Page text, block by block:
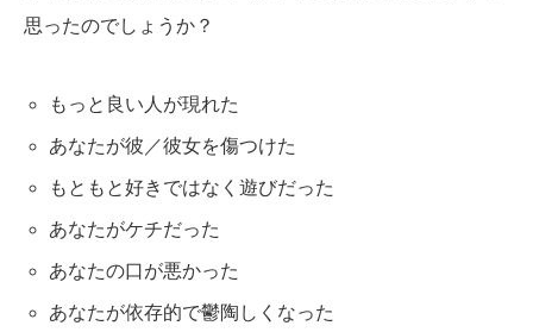
思ったのでしょうか？
もっと良い人が現れた
あなたが彼／彼女を傷つけた
もともと好きではなく遊びだった
あなたがケチだった
あなたの口が悪かった
あなたが依存的で鬱陶しくなった